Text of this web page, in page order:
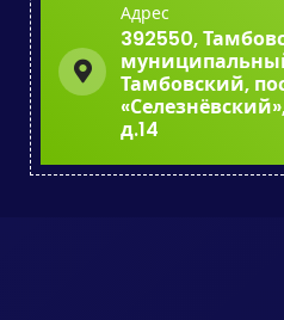
Адрес
392550,
Тамбовский,
д.14